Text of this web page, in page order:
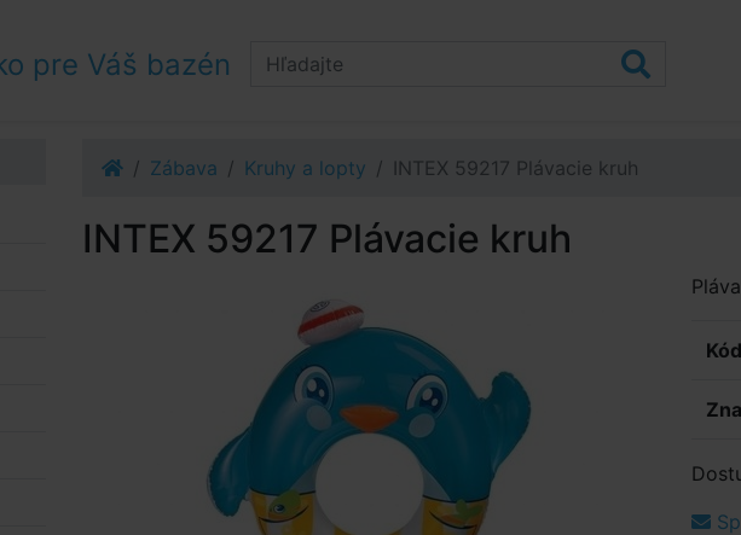
pre Váš bazén
Zábava Kruhy a lopty INTEX 59217 Plávacie kruh
INTEX 59217 Plávacie kruh